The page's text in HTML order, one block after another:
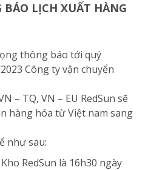
BÁO LỊCH XUẤT HÀNG
thông báo tới quý
Công ty vận chuyển
– TQ, VN – EU RedSun sẽ
hàng hóa từ Việt nam sang
như sau:
RedSun là 16h30 ngày